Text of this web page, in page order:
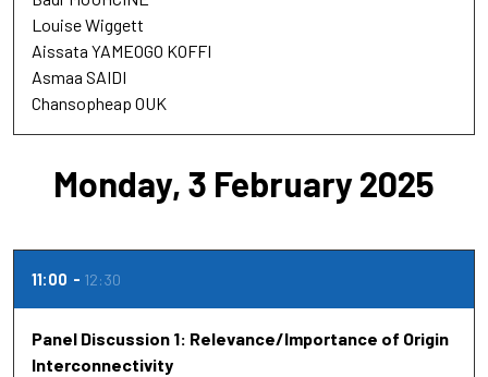
Louise Wiggett
Aissata YAMEOGO KOFFI
Asmaa SAIDI
Chansopheap OUK
Monday, 3 February 2025
11:00 12:30
Panel Discussion 1: Relevance/Importance of Origin
Interconnectivity